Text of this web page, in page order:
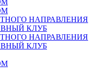
НАПРАВЛЕНИЯ
КЛУБ
НАПРАВЛЕНИЯ
КЛУБ